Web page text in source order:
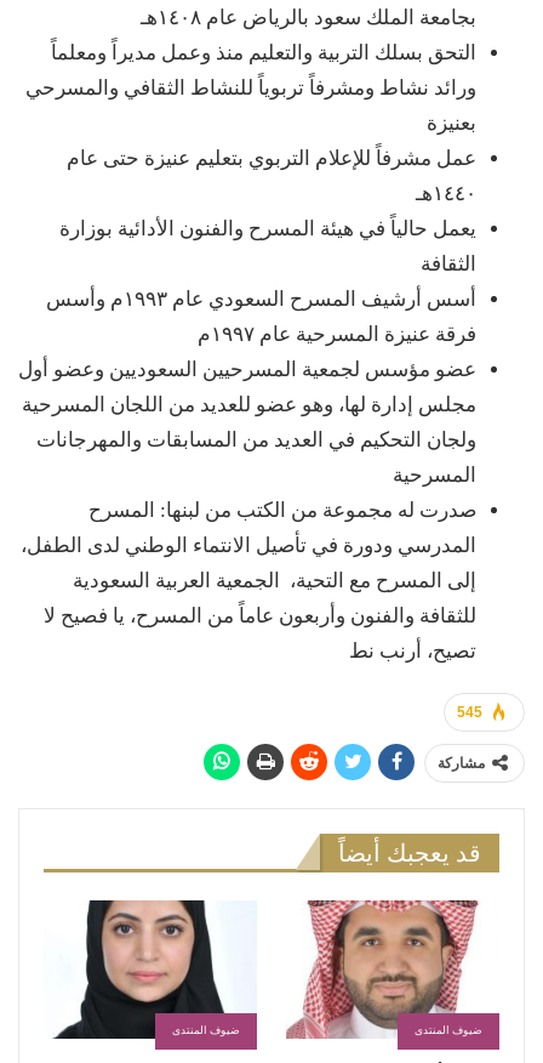
بجامعة الملك سعود بالرياض عام ١٤٠٨هـ
التحق بسلك التربية والتعليم منذ وعمل مديراً ومعلماً
ورائد نشاط ومشرفاً تربوياً للنشاط الثقافي والمسرحي
بعنيزة
عمل مشرفاً للإعلام التربوي بتعليم عنيزة حتى عام
١٤٤٠هـ
يعمل حالياً في هيئة المسرح والفنون الأدائية بوزارة
الثقافة
أسس أرشيف المسرح السعودي عام ١٩٩٣م وأسس
فرقة عنيزة المسرحية عام ١٩٩٧م
عضو مؤسس لجمعية المسرحيين السعوديين وعضو أول
مجلس إدارة لها، وهو عضو للعديد من اللجان المسرحية
ولجان التحكيم في العديد من المسابقات والمهرجانات
المسرحية
صدرت له مجموعة من الكتب من لبنها: المسرح
المدرسي ودورة في تأصيل الانتماء الوطني لدى الطفل،
إلى المسرح مع التحية، الجمعية العربية السعودية
للثقافة والفنون وأربعون عاماً من المسرح، يا فصيح لا
تصيح، أرنب نط
545
مشاركة
قد يعجبك أيضاً
ضيوف المنتدى ضيوف المنتدى